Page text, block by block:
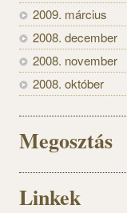
2009. március
2008. december
2008. november
2008. október
Megosztás
Linkek